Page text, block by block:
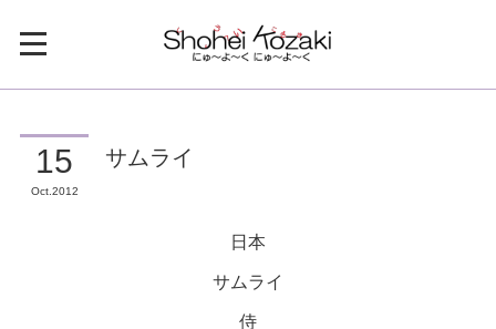
15
Oct 2012
サムライ
日本
サムライ
侍